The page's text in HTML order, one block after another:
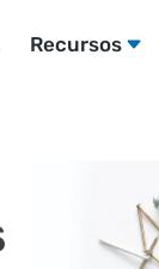
Recursos